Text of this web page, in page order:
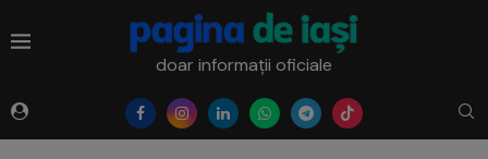
doar informații oficiale